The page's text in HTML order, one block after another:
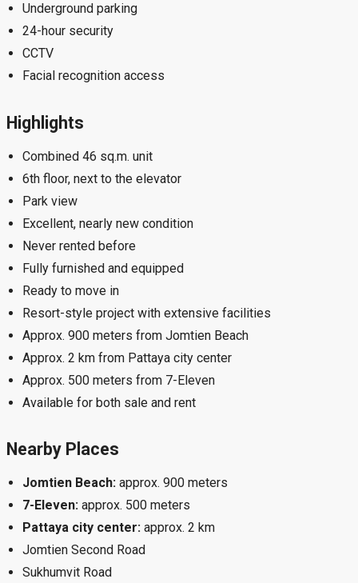
Underground parking
24-hour security
CCTV
Facial recognition access
Highlights
Combined 46 sq.m. unit
6th floor, next to the elevator
Park view
Excellent, nearly new condition
Never rented before
Fully furnished and equipped
Ready to move in
Resort-style project with extensive facilities
Approx. 900 meters from Jomtien Beach
Approx. 2 km from Pattaya city center
Approx. 500 meters from 7-Eleven
Available for both sale and rent
Nearby Places
Jomtien Beach: approx. 900 meters
7-Eleven: approx. 500 meters
Pattaya city center: approx. 2 km
Jomtien Second Road
Sukhumvit Road